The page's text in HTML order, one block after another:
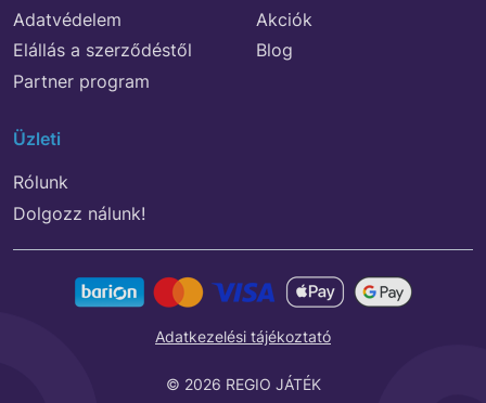
Adatvédelem
Elállás a szerződéstől
Partner program
Akciók
Blog
Üzleti
Rólunk
Dolgozz nálunk!
© 2026 REGIO JÁTÉK
Adatkezelési tájékoztató